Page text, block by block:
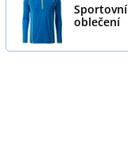
Sportovní
oblečení